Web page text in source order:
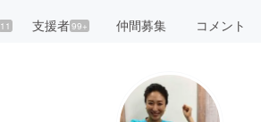
11 支援者99+ 仲間募集 コメント